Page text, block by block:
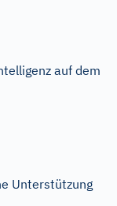
auf dem
Unterstützung